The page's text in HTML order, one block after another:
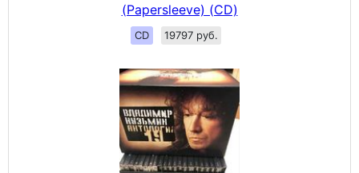
(Papersleeve) (CD)
CD 19797 руб.